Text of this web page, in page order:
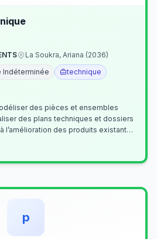
La Soukra, Ariana (2036)
Indéterminée
technique
des pièces et ensembles
des plans techniques et dossiers
l’amélioration des produits existants
p